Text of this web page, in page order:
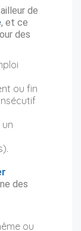
de
, et ce
des
ou fin
des
ou